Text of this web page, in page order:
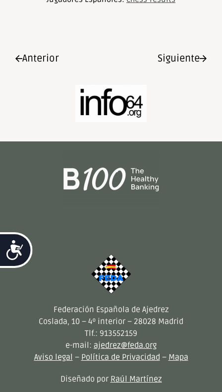
Accesibilidad
Anterior Siguiente
Federación Española de Ajedrez
Coslada, 10 – 4º interior – 28028 Madrid
Tlf.: 913552159
e-mail: ajedrez@feda.org
Aviso legal – Política de Privacidad – Mapa
Diseñado por Raúl Martínez